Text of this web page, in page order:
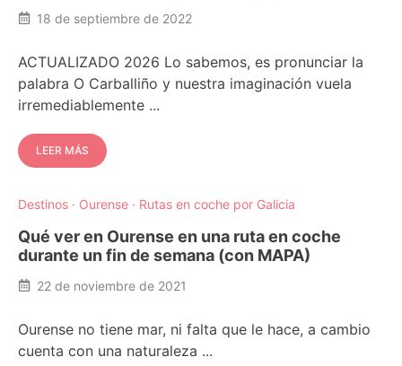
18 de septiembre de 2022
ACTUALIZADO 2026 Lo sabemos, es pronunciar la
palabra O Carballiño y nuestra imaginación vuela
irremediablemente ...
LEER MÁS
Destinos · Ourense · Rutas en coche por Galicia
Qué ver en Ourense en una ruta en coche
durante un fin de semana (con MAPA)
22 de noviembre de 2021
Ourense no tiene mar, ni falta que le hace, a cambio
cuenta con una naturaleza ...